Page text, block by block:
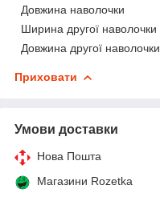
Довжина наволочки
Ширина другої наволочки
Довжина другої наволочки
Приховати
Умови доставки
Нова Пошта
Магазини Rozetka